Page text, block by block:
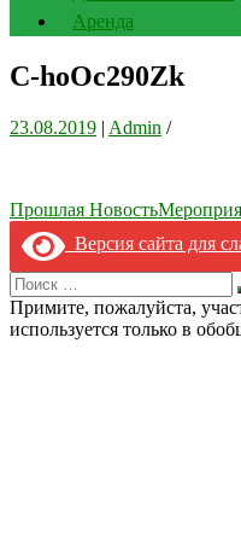
Аренда
C-hoOc290Zk
23.08.2019 | Admin /
Навигация
по
записям
Прошлая Новость
Версия сайта для
Search
for:
Примите, пожалуйста,
используется только в